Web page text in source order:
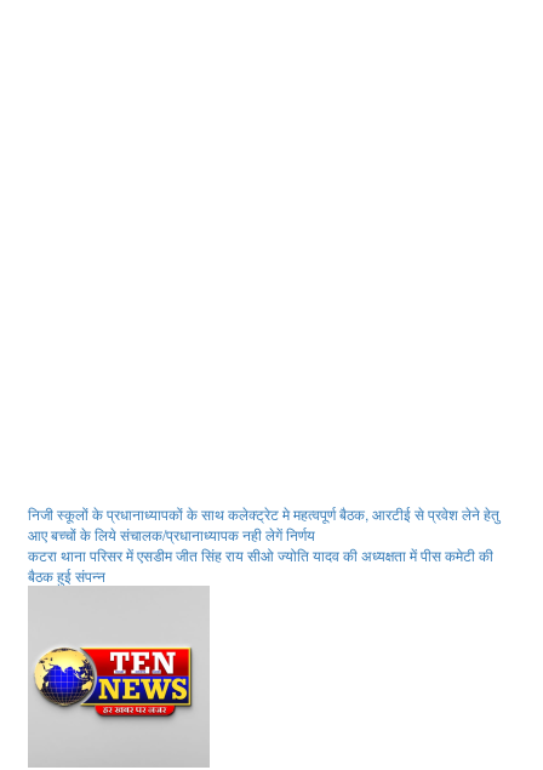
Post
navigation
निजी स्कूलों के प्रधानाध्यापकों के साथ कलेक्ट्रेट मे महत्वपूर्ण बैठक, आरटीई से प्रवेश लेने हेतु
आए बच्चों के लिये संचालक/प्रधानाध्यापक नही लेगें निर्णय
कटरा थाना परिसर में एसडीम जीत सिंह राय सीओ ज्योति यादव की अध्यक्षता में पीस कमेटी की
बैठक हुई संपन्न